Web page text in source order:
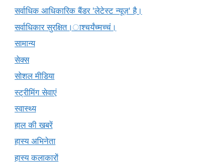
सर्वाधिक आधिकारिक बैंडर 'लेटेस्ट न्यूज़' है।
सर्वाधिकार सुरक्षित।ाश्चर्यंच्मच्चं।
सामान्य
सेक्स
सोशल मीडिया
स्ट्रीमिंग सेवाएं
स्वास्थ्य
हाल की खबरें
हास्य अभिनेता
हास्य कलाकारों